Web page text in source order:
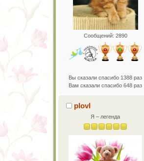
Сообщений: 2890
Вы сказали спасибо 1388 раз
Вам сказали спасибо 648 раз
plovl
Я – легенда